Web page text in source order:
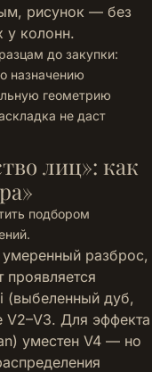
рисунок — без
у колонн.
до закупки:
назначению
геометрию
не даст
лиц»: как
подбором
разброс,
(выбеленный дуб,
V2–V3. Для эффекта
уместен V4 — но